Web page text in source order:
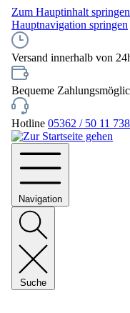
Zum Hauptinhalt springen
Hauptnavigation springen
Versand innerhalb von
Bequeme
Hotline 05362 / 50 11 738
Navigation
Suche